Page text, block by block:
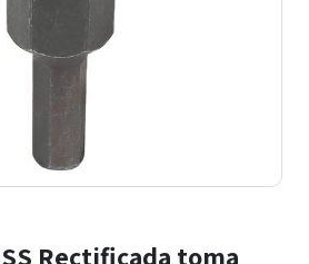
Rectificada toma